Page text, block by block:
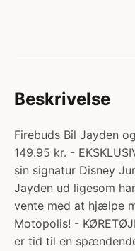
Beskrivelse
Firebuds Bil Jayden
149.95 kr. -
sin signatur Disney
Jayden ud ligesom
vente med at hjælpe
Motopolis! -
er tid til en